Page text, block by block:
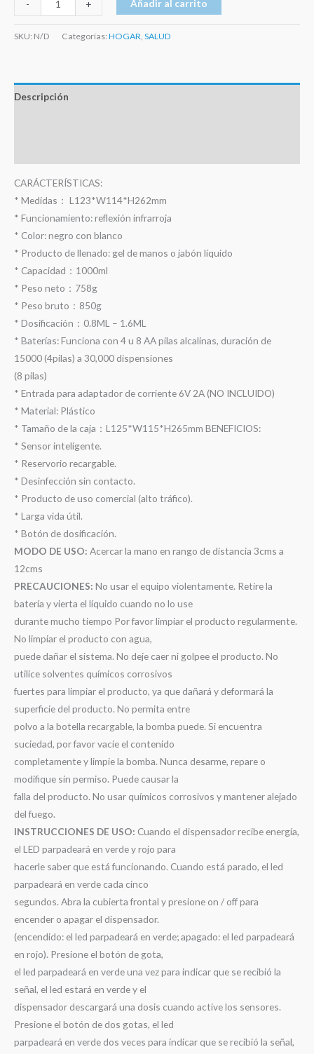
- + Añadir al carrito
SKU: N/D Categorías: HOGAR, SALUD
Descripción
CARÁCTERÍSTICAS:
* Medidas： L123*W114*H262mm
* Funcionamiento: reflexión infrarroja
* Color: negro con blanco
* Producto de llenado: gel de manos o jabón líquido
* Capacidad：1000ml
* Peso neto：758g
* Peso bruto：850g
* Dosificación：0.8ML – 1.6ML
* Baterías: Funciona con 4 u 8 AA pilas alcalinas, duración de
15000 (4pilas) a 30,000 dispensiones
(8 pilas)
* Entrada para adaptador de corriente 6V 2A (NO INCLUIDO)
* Material: Plástico
* Tamaño de la caja：L125*W115*H265mm BENEFICIOS:
* Sensor inteligente.
* Reservorio recargable.
* Desinfección sin contacto.
* Producto de uso comercial (alto tráfico).
* Larga vida útil.
* Botón de dosificación.
MODO DE USO: Acercar la mano en rango de distancia 3cms a
12cms
PRECAUCIONES: No usar el equipo violentamente. Retire la
batería y vierta el líquido cuando no lo use
durante mucho tiempo Por favor limpiar el producto regularmente.
No limpiar el producto con agua,
puede dañar el sistema. No deje caer ni golpee el producto. No
utilice solventes químicos corrosivos
fuertes para limpiar el producto, ya que dañará y deformará la
superficie del producto. No permita entre
polvo a la botella recargable, la bomba puede. Si encuentra
suciedad, por favor vacíe el contenido
completamente y limpie la bomba. Nunca desarme, repare o
modifique sin permiso. Puede causar la
falla del producto. No usar químicos corrosivos y mantener alejado
del fuego.
INSTRUCCIONES DE USO: Cuando el dispensador recibe energía,
el LED parpadeará en verde y rojo para
hacerle saber que está funcionando. Cuando está parado, el led
parpadeará en verde cada cinco
segundos. Abra la cubierta frontal y presione on / off para
encender o apagar el dispensador.
(encendido: el led parpadeará en verde; apagado: el led parpadeará
en rojo). Presione el botón de gota,
el led parpadeará en verde una vez para indicar que se recibió la
señal, el led estará en verde y el
dispensador descargará una dosis cuando active los sensores.
Presione el botón de dos gotas, el led
parpadeará en verde dos veces para indicar que se recibió la señal,